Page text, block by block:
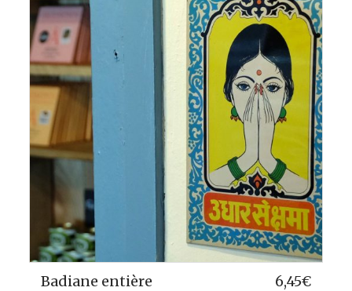
Écorces d’orange amère 5,45